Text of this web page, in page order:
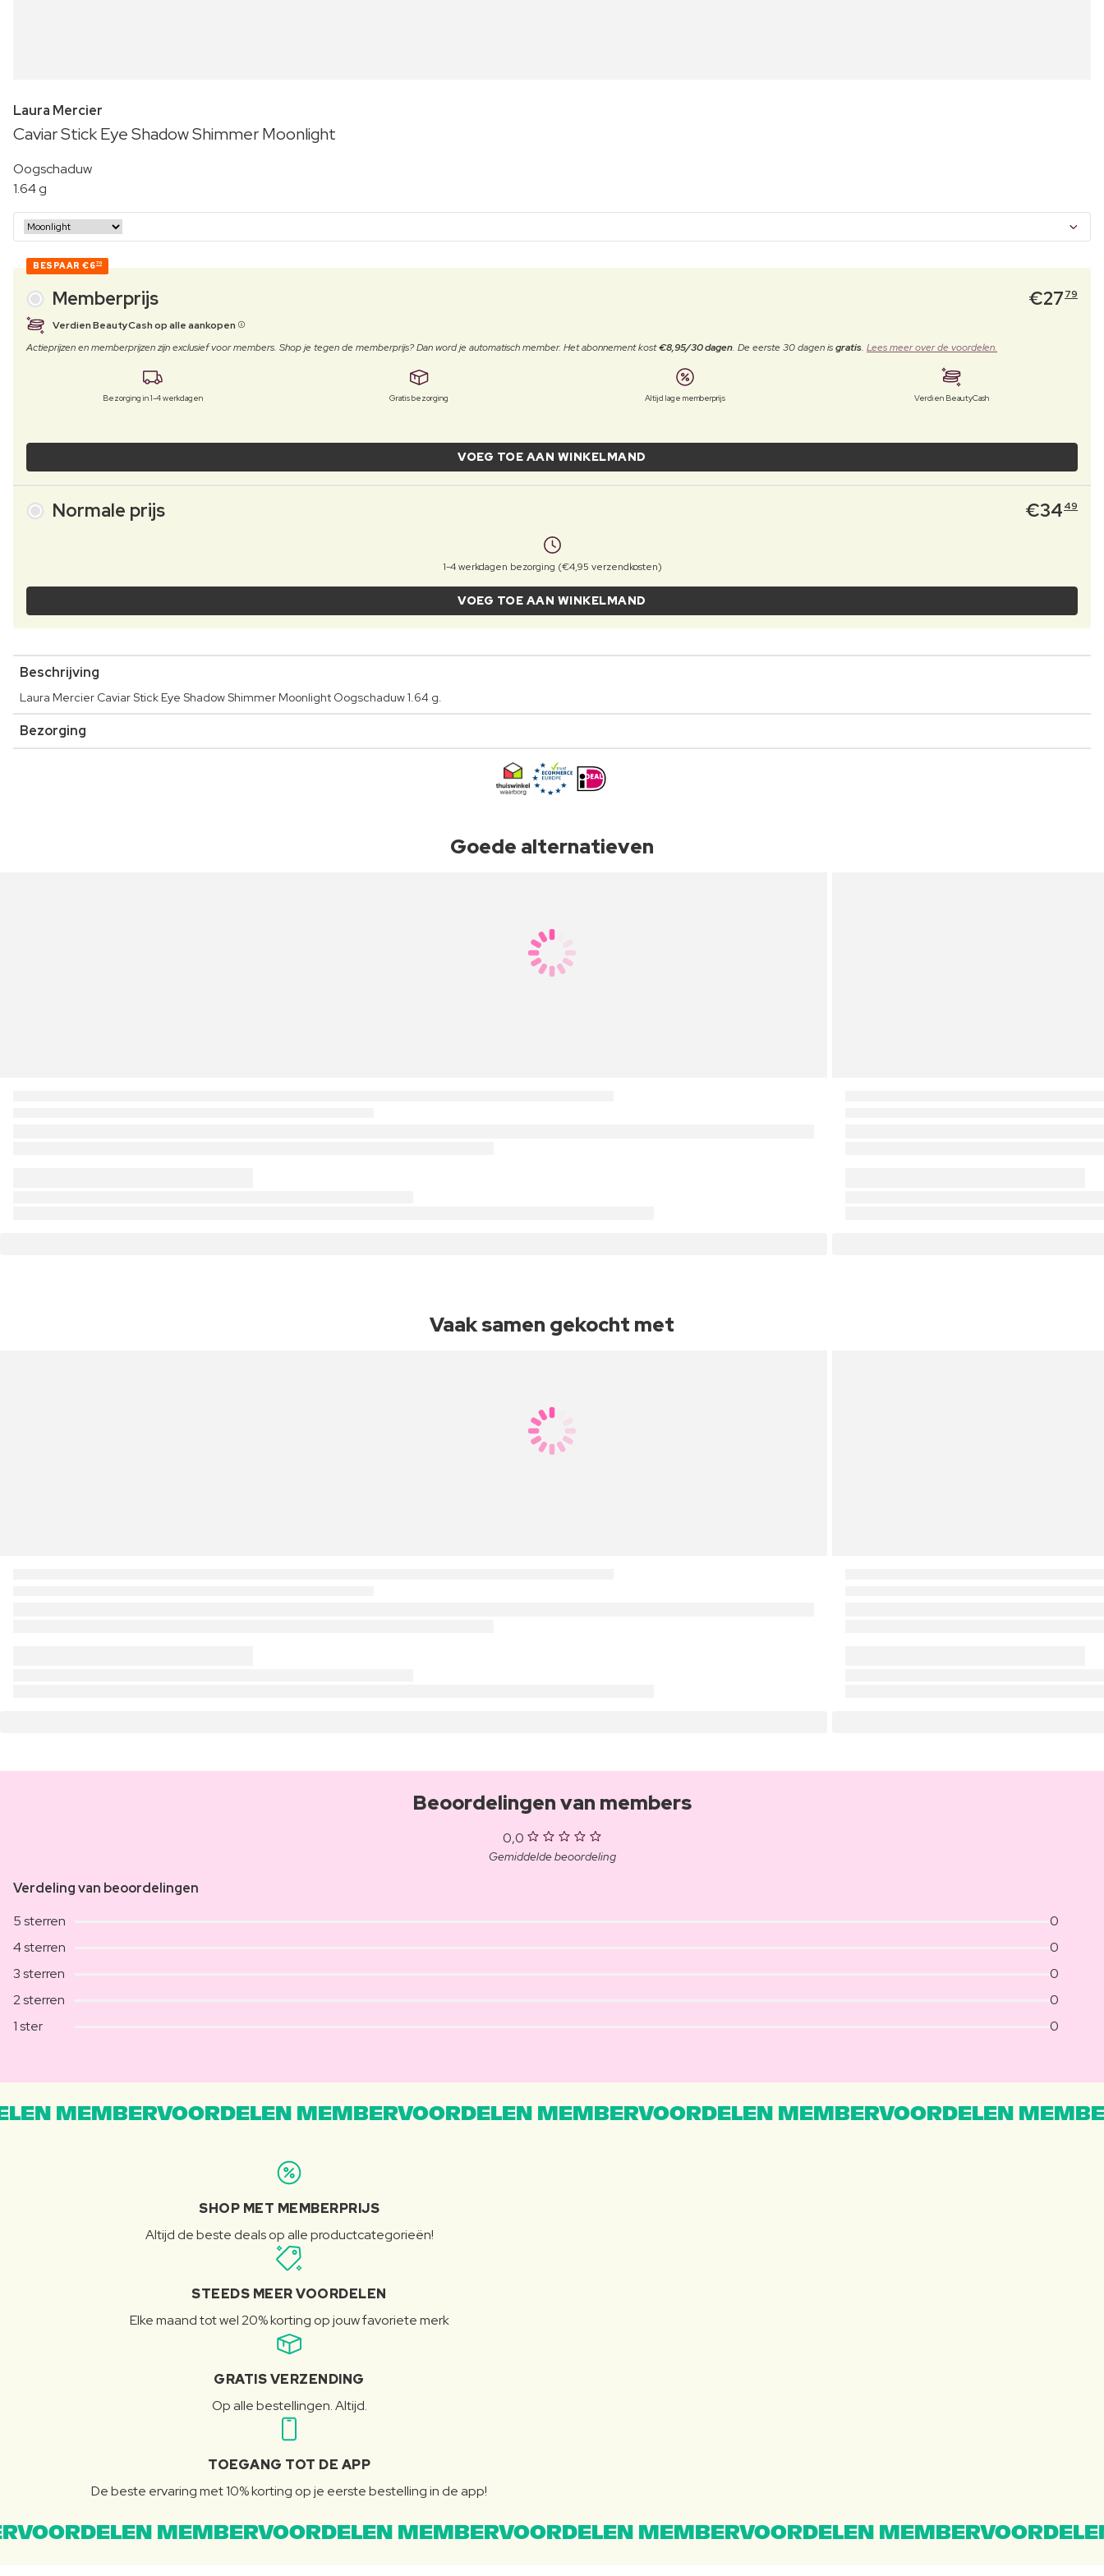
Laura Mercier
Caviar Stick Eye Shadow Shimmer Moonlight
Oogschaduw
1.64 g
BESPAAR €670
Memberprijs €27 79
Verdien BeautyCash op alle aankopen
Actieprijzen en memberprijzen zijn exclusief voor members. Shop je tegen de memberprijs? Dan word je automatisch member. Het abonnement kost€8,95/30 dagen. De eerste 30 dagen isgratis. Lees meer over de voordelen.
Bezorging in 1-4 werkdagen Gratis bezorging Altijd lage memberprijs Verdien BeautyCash
VOEG TOE AAN WINKELMAND
Normale prijs €34 49
1-4 werkdagen bezorging (€4,95 verzendkosten)
VOEG TOE AAN WINKELMAND
Beschrijving
Laura Mercier Caviar Stick Eye Shadow Shimmer Moonlight Oogschaduw 1.64 g.
Bezorging
Goede alternatieven
Vaak samen gekocht met
Beoordelingen van members
0,0
Gemiddelde beoordeling
Verdeling van beoordelingen
5 sterren
0
4 sterren
0
3 sterren
0
2 sterren
0
1 ster
0
MEMBERVOORDELEN MEMBERVOORDELEN MEMBERVOORDELEN MEMBERVOORDELEN
SHOP MET MEMBERPRIJS
Altijd de beste deals op alle productcategorieën!
STEEDS MEER VOORDELEN
Elke maand tot wel 20% korting op jouw favoriete merk
GRATIS VERZENDING
Op alle bestellingen. Altijd.
TOEGANG TOT DE APP
De beste ervaring met 10% korting op je eerste bestelling in de app!
MEMBERVOORDELEN MEMBERVOORDELEN MEMBERVOORDELEN